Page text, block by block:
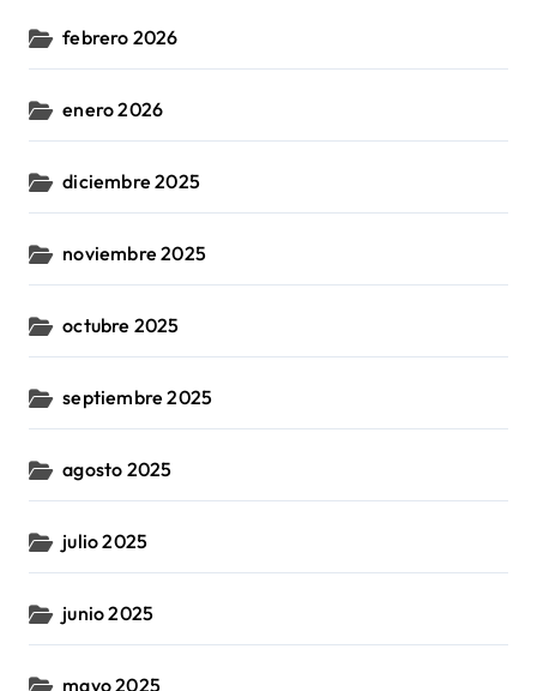
febrero 2026
enero 2026
diciembre 2025
noviembre 2025
octubre 2025
septiembre 2025
agosto 2025
julio 2025
junio 2025
mayo 2025